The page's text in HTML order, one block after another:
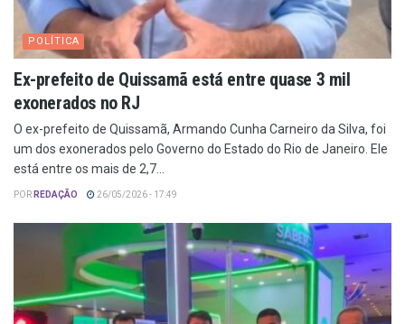
POLÍTICA
Ex-prefeito de Quissamã está entre quase 3 mil
exonerados no RJ
O ex-prefeito de Quissamã, Armando Cunha Carneiro da Silva, foi
um dos exonerados pelo Governo do Estado do Rio de Janeiro. Ele
está entre os mais de 2,7...
POR REDAÇÃO 26/05/2026 - 17:49